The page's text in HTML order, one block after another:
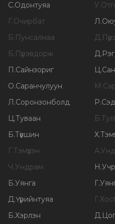
С.Одонтуяа У.
Г.Очирбат Л.
Б.Пунсалмаа Д.
Б.Пүрэвдорж Д.
П.Сайнзориг Ц.
О.Саранчулуун М.
Л.Соронзонболд Р.
Ц.Туваан Б.
Б.Түвшин Х.
Г.Тэмүүлэн А.
Ч.Ундрам Н.
Б.Уянга Г.
Д.Үүрийнтуяа Г.
Б.Хэрлэн Д.